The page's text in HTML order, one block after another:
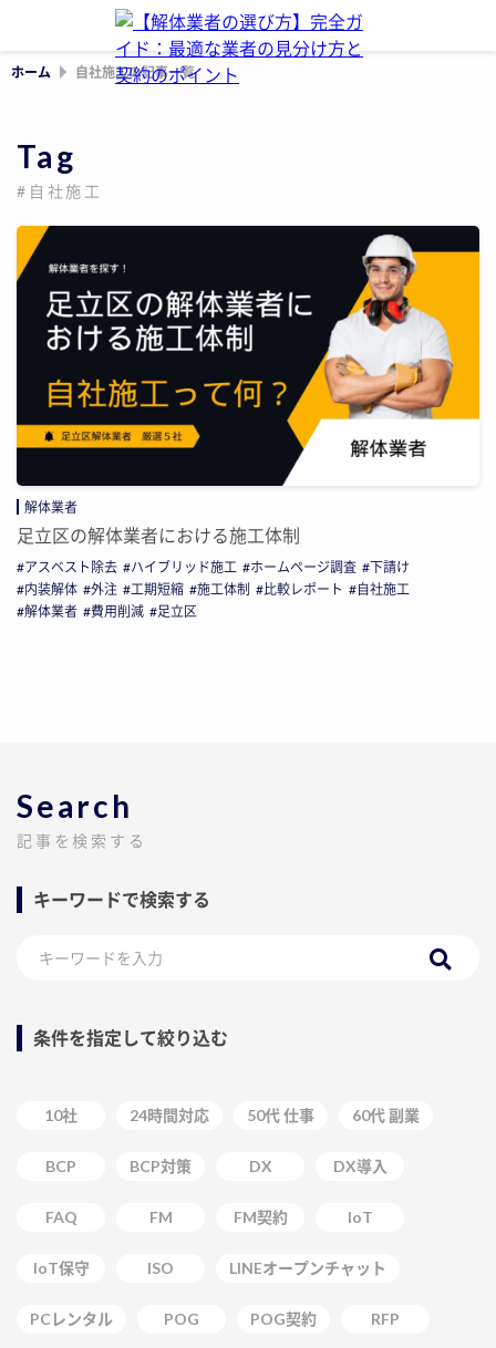
ホーム 自社施工の記事一覧
Tag
#自社施工
解体業者
足立区の解体業者における施工体制
アスベスト除去 ハイブリッド施工 ホームページ調査
下請け
内装解体
外注 工期短縮 施工体制 比較レポート
自社施工
解体業者
費用削減 足立区
Search
記事を検索する
キーワードで検索する
条件を指定して絞り込む
10社 24時間対応 50代 仕事 60代 副業
BCP BCP対策 DX DX導入
FAQ FM FM契約 IoT
IoT保守 ISO LINEオープンチャット
PCレンタル POG POG契約 RFP